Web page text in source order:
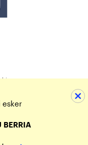
esker
BERRIA